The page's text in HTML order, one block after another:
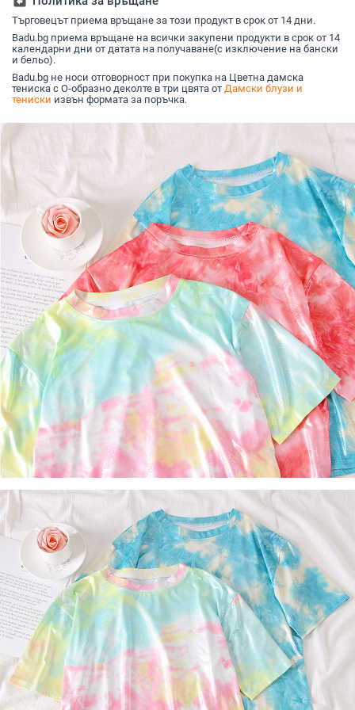
Търговецът приема връщане за този продукт в срок от 14 дни.
Badu.bg приема връщане на всички закупени продукти в срок от 14
календарни дни от датата на получаване(с изключение на бански
и бельо).
Badu.bg не носи отговорност при покупка на Цветна дамска
тениска с О-образно деколте в три цвята от Дамски блузи и
тениски извън формата за поръчка.